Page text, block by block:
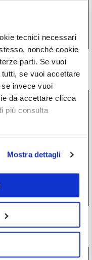
tecnici necessari
nonché cookie
parti. Se vuoi
se vuoi accettare
invece vuoi
da accettare clicca
più consulta
Mostra dettagli
La madre del defunto
vota, forse, a
ostacoli.